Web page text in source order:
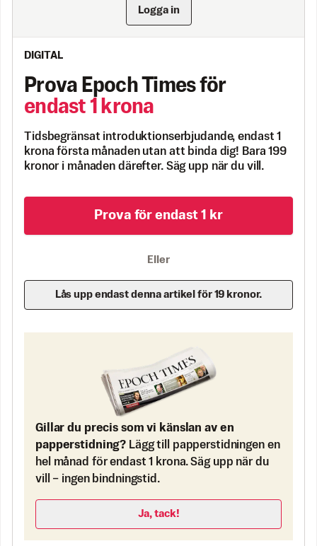
Logga in
DIGITAL
Prova Epoch Times för
endast 1 krona
Tidsbegränsat introduktionserbjudande, endast 1
krona första månaden utan att binda dig! Bara 199
kronor i månaden därefter. Säg upp när du vill.
Prova för endast 1 kr
Eller
Lås upp endast denna artikel för 19 kronor.
Gillar du precis som vi känslan av en
papperstidning? Lägg till papperstidningen en
hel månad för endast 1 krona. Säg upp när du
vill – ingen bindningstid.
Ja, tack!